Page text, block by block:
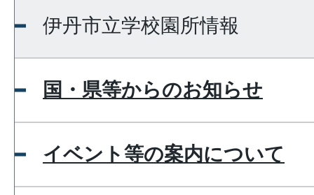
伊丹市立学校園所情報
国・県等からのお知らせ
イベント等の案内について